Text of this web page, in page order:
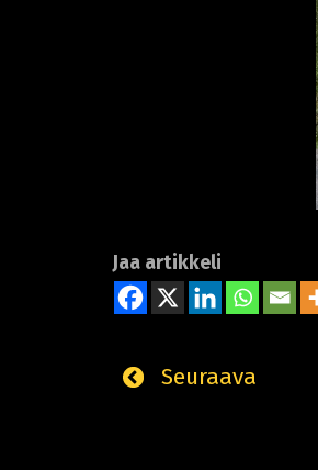
Jaa artikkeli
Seuraava